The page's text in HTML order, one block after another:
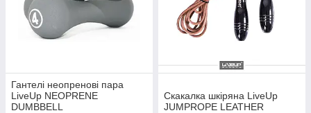
Гантелі неопренові пара
LiveUp NEOPRENE
DUMBBELL
Скакалка шкіряна LiveUp
JUMPROPE LEATHER